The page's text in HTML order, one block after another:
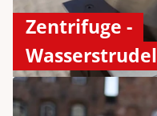
Zentrifuge -
Wasserstrudel